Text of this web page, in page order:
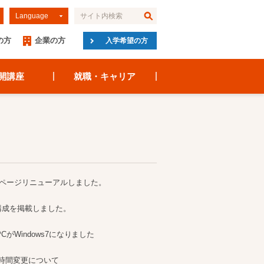
Language
入学希望の方
方 企業の方
講座 就職・キャリア
ージリニューアルしました。
を掲載しました。
がWindows7になりました
間変更について